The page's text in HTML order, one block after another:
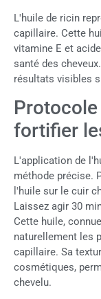
L'huile de ricin
capillaire. Cette
vitamine E et
santé des
résultats visibles
fortifier
L'application de
méthode précise.
l'huile sur le cuir
Laissez agir 30
Cette huile,
naturellement les
capillaire. Sa
cosmétiques,
chevelu.